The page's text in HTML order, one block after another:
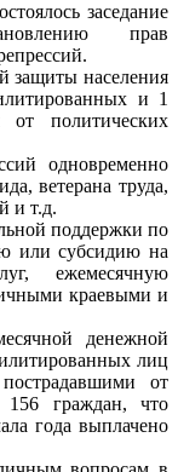
заседание
прав
защиты населения
и 1
от политических
одновременно
ветерана труда,
и т.д.
поддержки по
или субсидию на
ежемесячную
краевыми и
денежной
лиц
от
156 граждан, что
года выплачено